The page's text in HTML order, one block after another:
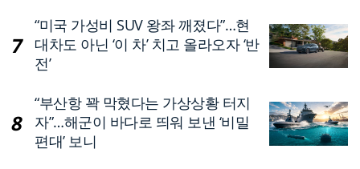
“미국 가성비 SUV 왕좌 깨졌다”…현
대차도 아닌 ‘이 차’ 치고 올라오자 ‘반
전’
“부산항 꽉 막혔다는 가상상황 터지
자”…해군이 바다로 띄워 보낸 ‘비밀
편대’ 보니